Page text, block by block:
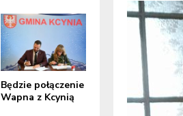
Będzie połączenie
Wapna z Kcynią